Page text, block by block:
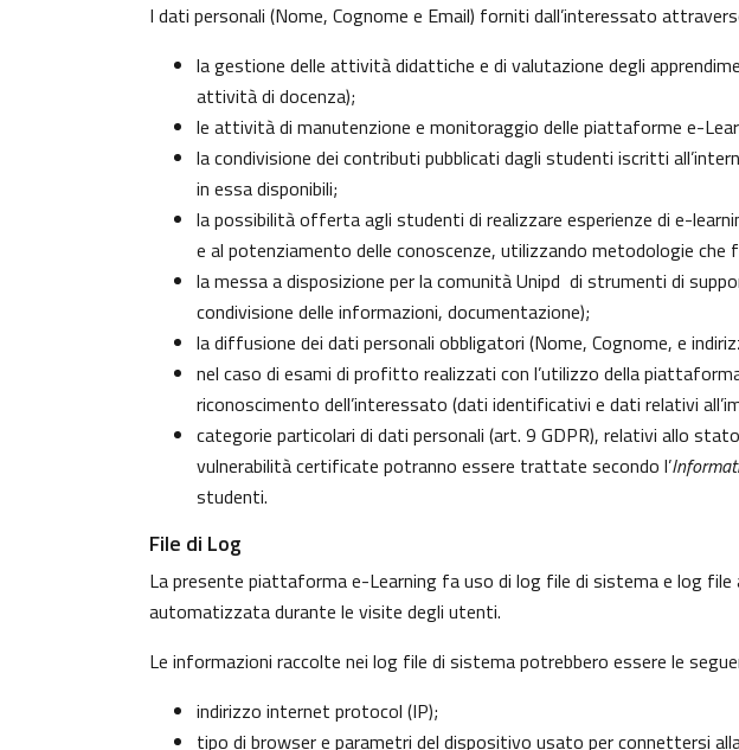
I dati personali (Nome, Cognome e Email) forniti dall’interessato
la gestione delle attività didattiche e di valutazione degli
attività di docenza);
le attività di manutenzione e monitoraggio delle piattaforme e-
la condivisione dei contributi pubblicati dagli studenti iscritti
in essa disponibili;
la possibilità offerta agli studenti di realizzare esperienze di e-
e al potenziamento delle conoscenze, utilizzando metodologie
la messa a disposizione per la comunità Unipd di strumenti di
condivisione delle informazioni, documentazione);
la diffusione dei dati personali obbligatori (Nome, Cognome, e
nel caso di esami di profitto realizzati con l’utilizzo della
riconoscimento dell’interessato (dati identificativi e dati relativi
categorie particolari di dati personali (art. 9 GDPR), relativi allo
vulnerabilità certificate potranno essere trattate secondo l’
studenti.
File di Log
La presente piattaforma e-Learning fa uso di log file di sistema e log
automatizzata durante le visite degli utenti.
Le informazioni raccolte nei log file di sistema potrebbero essere le
indirizzo internet protocol (IP);
tipo di browser e parametri del dispositivo usato per connettersi